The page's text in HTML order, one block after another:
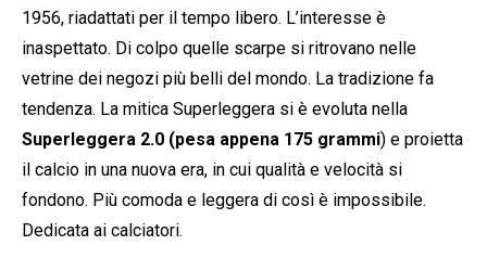
1956, riadattati per il tempo libero. L’interesse è
inaspettato. Di colpo quelle scarpe si ritrovano nelle
vetrine dei negozi più belli del mondo. La tradizione fa
tendenza. La mitica Superleggera si è evoluta nella
Superleggera 2.0 (pesa appena 175 grammi) e proietta
il calcio in una nuova era, in cui qualità e velocità si
fondono. Più comoda e leggera di così è impossibile.
Dedicata ai calciatori.